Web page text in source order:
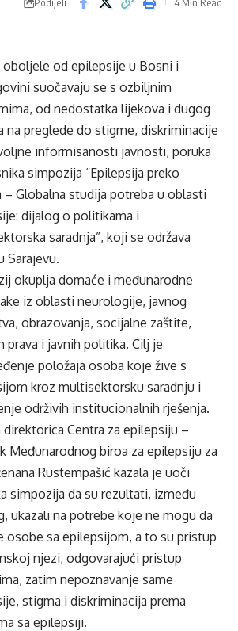
od epilepsije u Bosni i
suočavaju se s ozbiljnim
od nedostatka lijekova i dugog
na preglede do stigme, diskriminacije
informisanosti javnosti, poruka
simpozija “Epilepsija preko
– Globalna studija potreba u oblasti
dijalog o politikama i
saradnja”, koji se održava
Sarajevu.
okuplja domaće i međunarodne
iz oblasti neurologije, javnog
obrazovanja, socijalne zaštite,
prava i javnih politika. Cilj je
položaja osoba koje žive s
kroz multisektorsku saradnju i
održivih institucionalnih rješenja.
direktorica Centra za epilepsiju –
Međunarodnog biroa za epilepsiju za
Rustempašić kazala je uoči
simpozija da su rezultati, između
ukazali na potrebe koje ne mogu da
osobe sa epilepsijom, a to su pristup
njezi, odgovarajući pristup
zatim nepoznavanje same
stigma i diskriminacija prema
sa epilepsiji.